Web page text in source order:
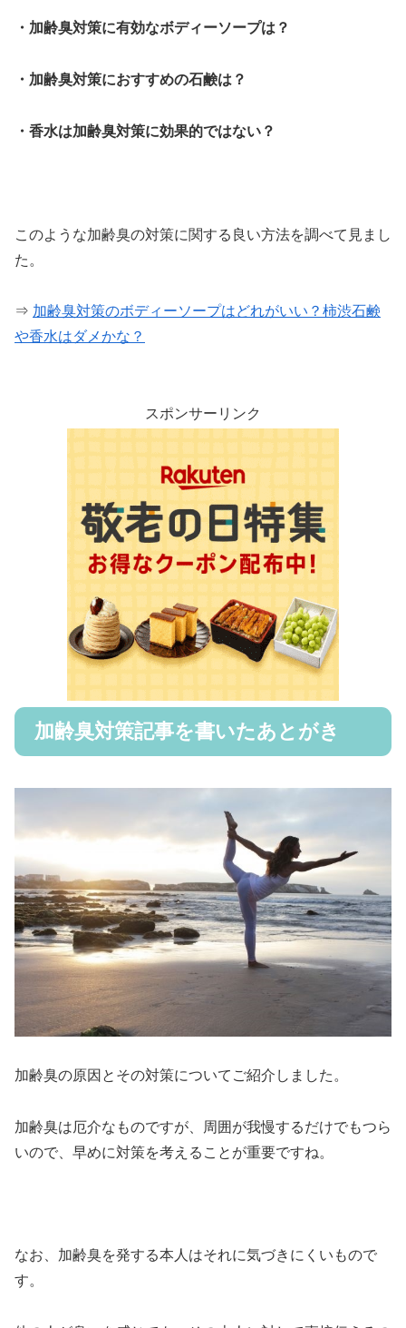
・加齢臭対策に有効なボディーソープは？
・加齢臭対策におすすめの石鹸は？
・香水は加齢臭対策に効果的ではない？
このような加齢臭の対策に関する良い方法を調べて見まし
た。
⇒ 加齢臭対策のボディーソープはどれがいい？柿渋石鹸
や香水はダメかな？
スポンサーリンク
加齢臭対策記事を書いたあとがき
加齢臭の原因とその対策についてご紹介しました。
加齢臭は厄介なものですが、周囲が我慢するだけでもつら
いので、早めに対策を考えることが重要ですね。
なお、加齢臭を発する本人はそれに気づきにくいもので
す。